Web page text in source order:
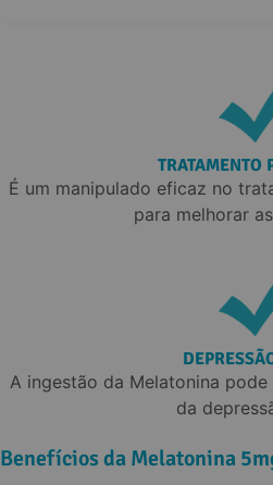
2. Qual o melhor horário para tomar
3. Melatonina engorda?
5. Qual a diferença entre melatonina
TRATAMENTO
É um manipulado eficaz no
para melhorar
A ingestão da Melatonina
da
Benefícios da Melatonina